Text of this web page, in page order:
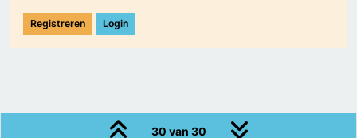
Registreren Login
30 van 30